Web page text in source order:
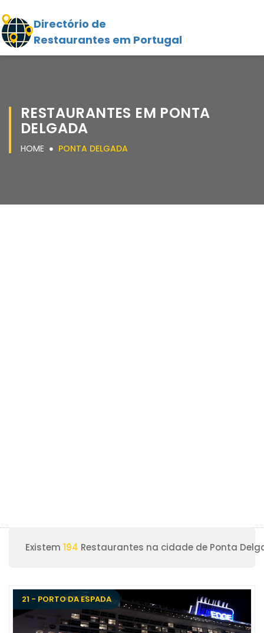
Directório de
Restaurantes em Portugal
RESTAURANTES EM PONTA
DELGADA
HOME PONTA DELGADA
Existem 194 Restaurantes na cidade de Ponta
21 - PORTO DA ESPADA